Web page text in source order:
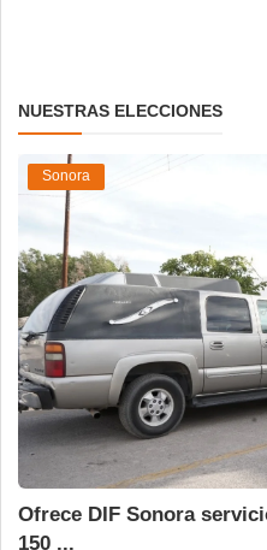
NUESTRAS ELECCIONES
Sonora
Ofrece DIF Sonora
150 ...